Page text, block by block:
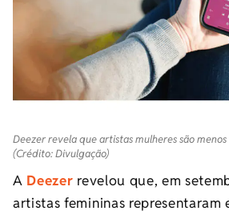
Deezer revela que artistas mulheres são
(Crédito: Divulgação)
A Deezer revelou que, em
artistas femininas representaram